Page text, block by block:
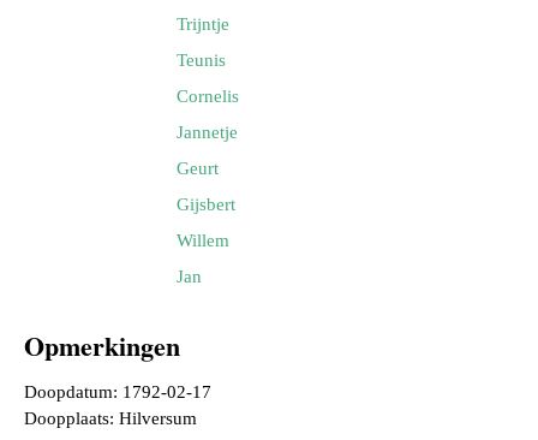
Trijntje
Teunis
Cornelis
Jannetje
Geurt
Gijsbert
Willem
Jan
Opmerkingen
Doopdatum: 1792-02-17
Doopplaats: Hilversum